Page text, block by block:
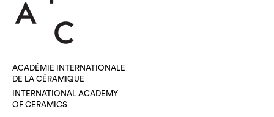
ACADÉMIE INTERNATIONALE
DE LA CÉRAMIQUE
INTERNATIONAL ACADEMY
OF CERAMICS